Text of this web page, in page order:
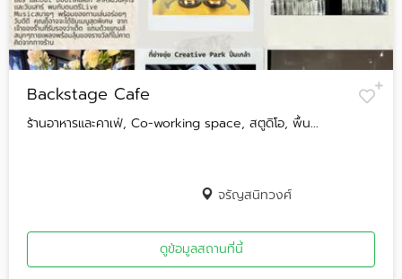
Backstage Cafe
ร้านอาหารและคาเฟ่, Co-working space, สตูดิโอ, พื้น...
จรัญสนิทวงศ์
ดูข้อมูลสถานที่นี้